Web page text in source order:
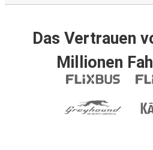
Das Vertrauen
Millionen